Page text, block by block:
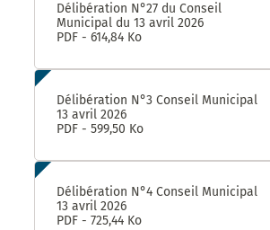
Délibération N°27 du Conseil
Municipal du 13 avril 2026
PDF - 614,84 Ko
Délibération N°3 Conseil Municipal
13 avril 2026
PDF - 599,50 Ko
Délibération N°4 Conseil Municipal
13 avril 2026
PDF - 725,44 Ko